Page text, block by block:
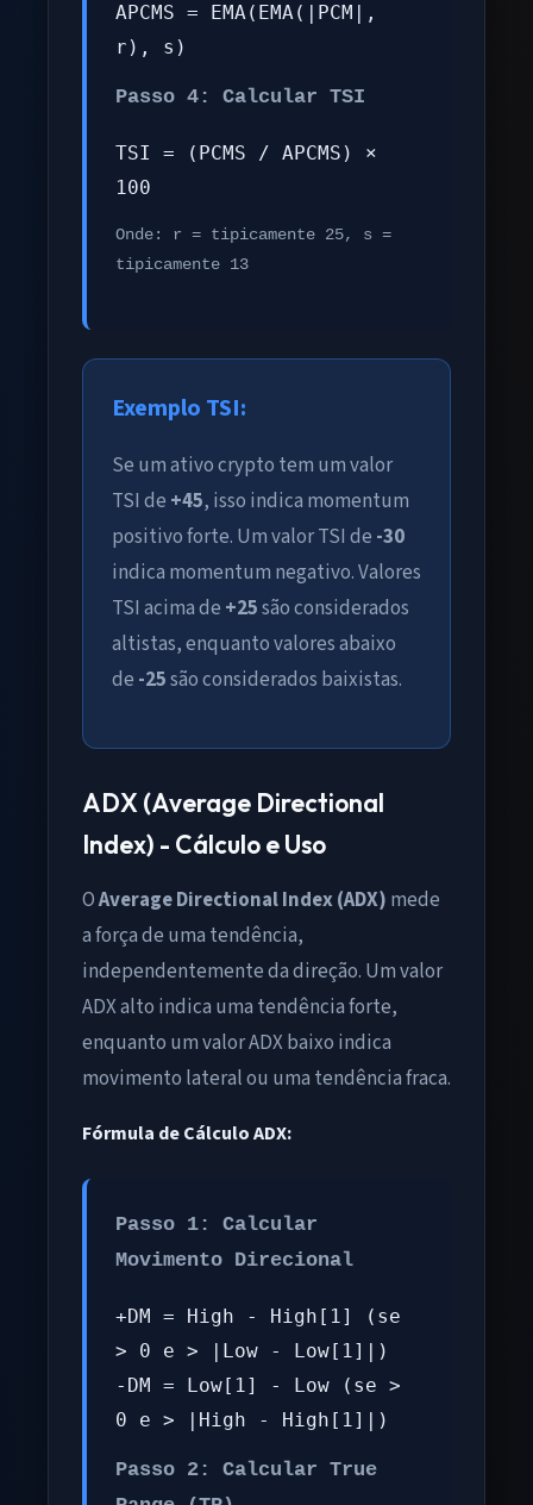
APCMS = EMA(EMA(|PCM|,
r), s)
Passo 4: Calcular TSI
TSI = (PCMS / APCMS) ×
100
Onde: r = tipicamente 25, s =
tipicamente 13
Exemplo TSI:
Se um ativo crypto tem um valor
TSI de +45, isso indica momentum
positivo forte. Um valor TSI de -30
indica momentum negativo. Valores
TSI acima de +25são considerados
altistas, enquanto valores abaixo
de -25são considerados baixistas.
ADX (Average Directional
Index) - Cálculo e Uso
OAverage Directional Index (ADX) mede
a força de uma tendência,
independentemente da direção. Um valor
ADX alto indica uma tendência forte,
enquanto um valor ADX baixo indica
movimento lateral ou uma tendência fraca.
Fórmula de Cálculo ADX:
Passo 1: Calcular
Movimento Direcional
+DM = High - High[1] (se
> 0 e > |Low - Low[1]|)
-DM = Low[1] - Low (se >
0 e > |High - High[1]|)
Passo 2: Calcular True